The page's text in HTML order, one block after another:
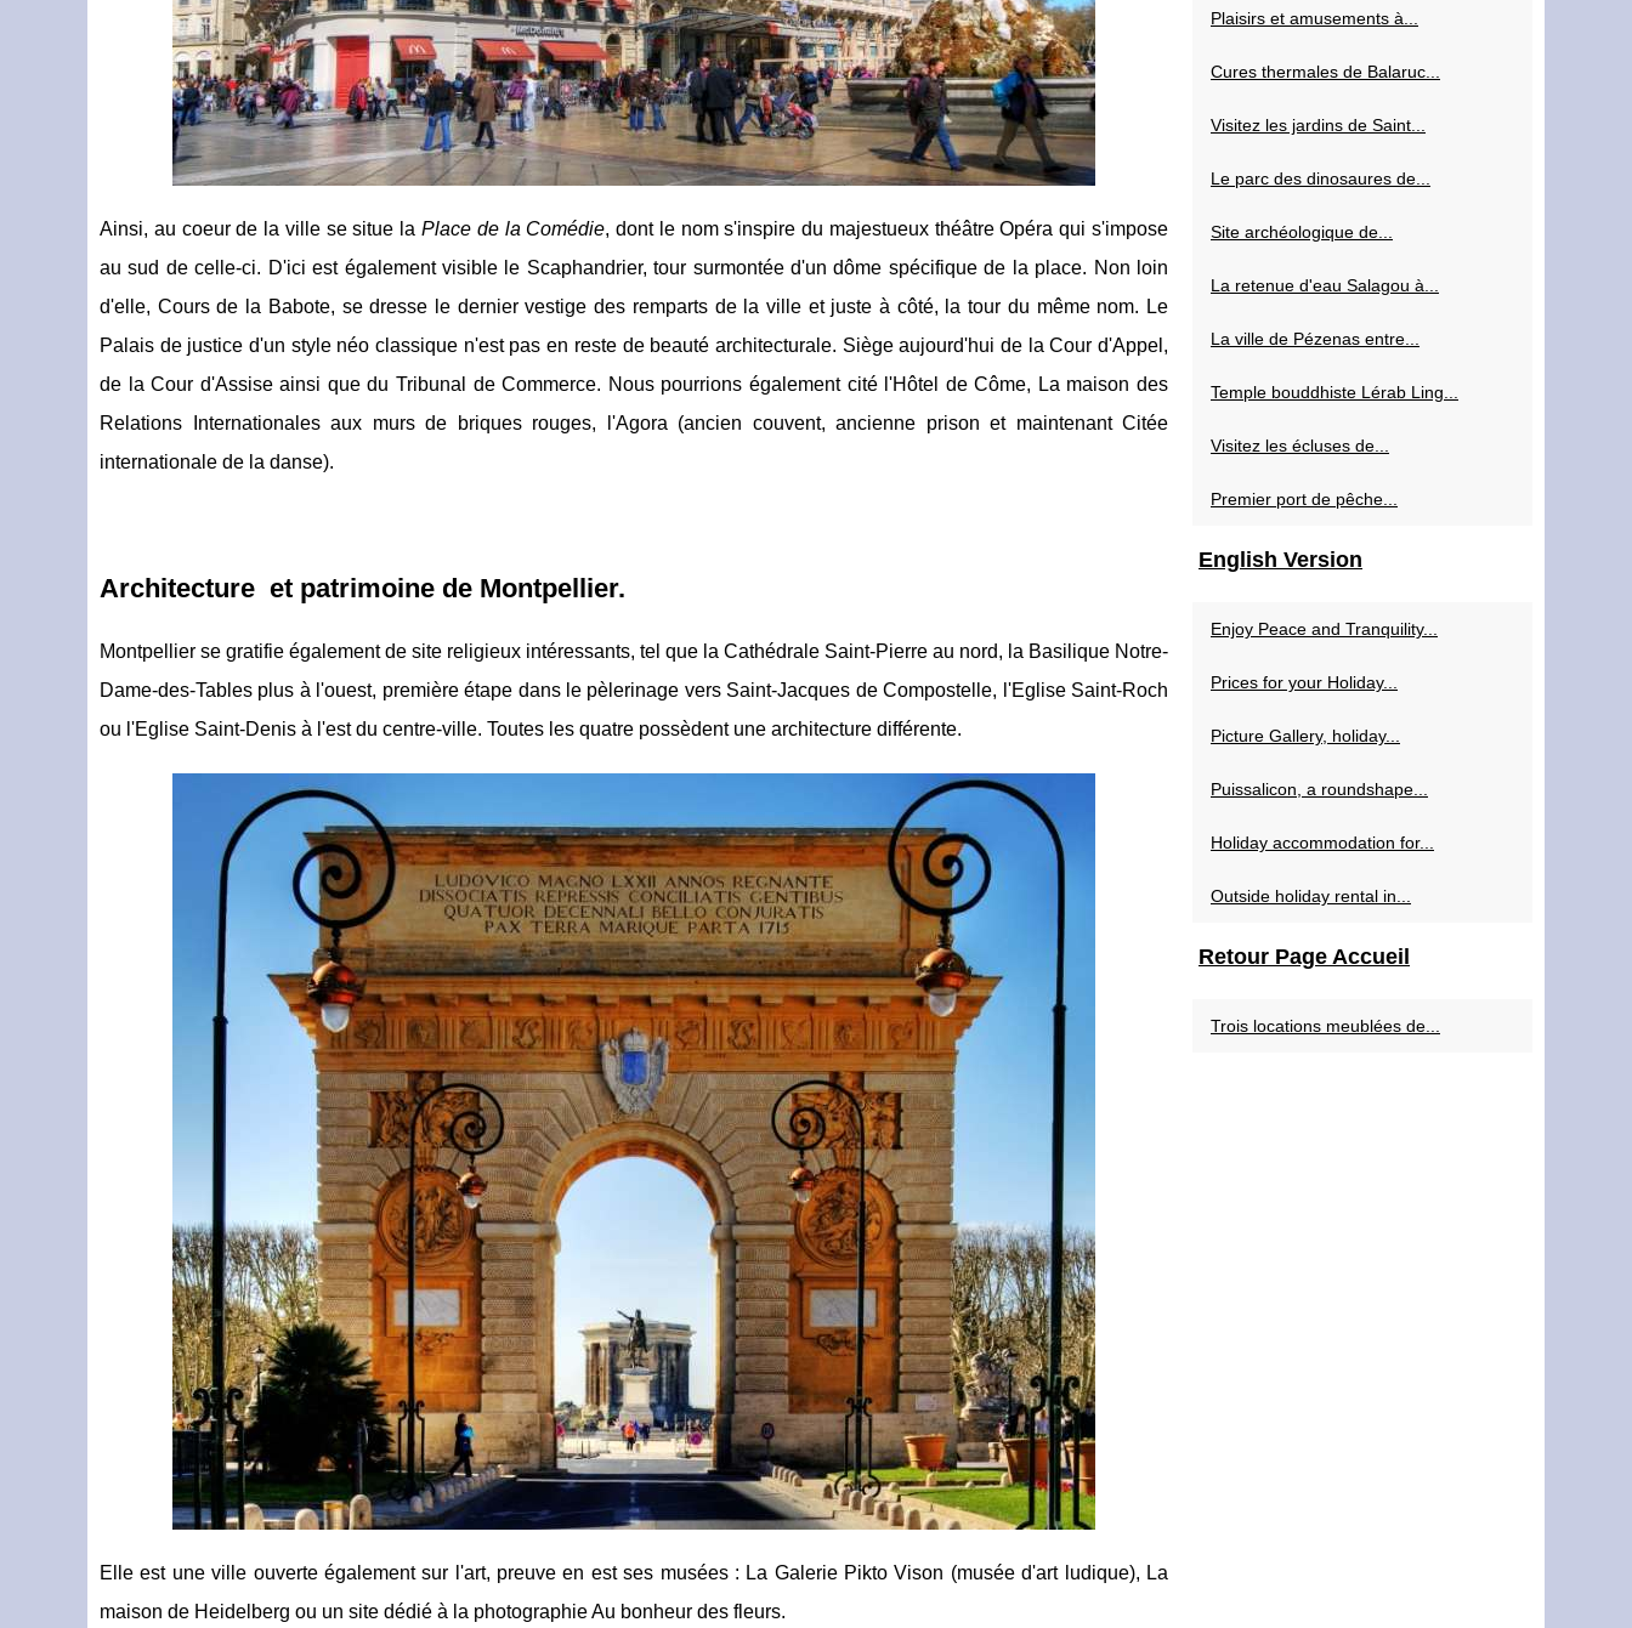
Ainsi, au coeur de la ville se situe la Place de la Comédie, dont le nom s'inspire du majestueux théâtre Opéra qui s'impose
au sud de celle-ci. D'ici est également visible le Scaphandrier, tour surmontée d'un dôme spécifique de la place. Non loin
d'elle, Cours de la Babote, se dresse le dernier vestige des remparts de la ville et juste à côté, la tour du même nom. Le
Palais de justice d'un style néo classique n'est pas en reste de beauté architecturale. Siège aujourd'hui de la Cour d'Appel,
de la Cour d'Assise ainsi que du Tribunal de Commerce. Nous pourrions également cité l'Hôtel de Côme, La maison des
Relations Internationales aux murs de briques rouges, l'Agora (ancien couvent, ancienne prison et maintenant Citée
internationale de la danse).
Architecture et patrimoine de Montpellier.
Montpellier se gratifie également de site religieux intéressants, tel que la Cathédrale Saint-Pierre au nord, la Basilique Notre-
Dame-des-Tables plus à l'ouest, première étape dans le pèlerinage vers Saint-Jacques de Compostelle, l'Eglise Saint-Roch
ou l'Eglise Saint-Denis à l'est du centre-ville. Toutes les quatre possèdent une architecture différente.
Elle est une ville ouverte également sur l'art, preuve en est ses musées : La Galerie Pikto Vison (musée d'art ludique), La
maison de Heidelberg ou un site dédié à la photographie Au bonheur des fleurs.
Plaisirs et amusements à...
Cures thermales de Balaruc...
Visitez les jardins de Saint...
Le parc des dinosaures de...
Site archéologique de...
La retenue d'eau Salagou à...
La ville de Pézenas entre...
Temple bouddhiste Lérab Ling...
Visitez les écluses de...
Premier port de pêche...
English Version
Enjoy Peace and Tranquility...
Prices for your Holiday...
Picture Gallery, holiday...
Puissalicon, a roundshape...
Holiday accommodation for...
Outside holiday rental in...
Retour Page Accueil
Trois locations meublées de...